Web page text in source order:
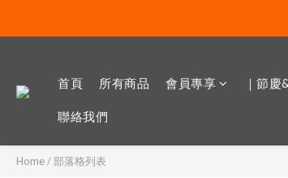
首頁 所有商品 會員專享 ｜節慶
聯絡我們
Home/部落格列表